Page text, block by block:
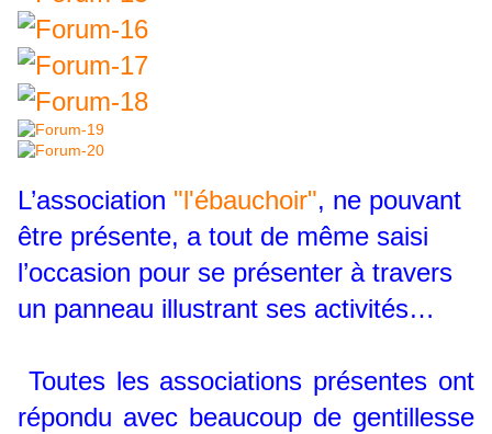
L’association "l'ébauchoir", ne pouvant
être présente, a tout de même saisi
l’occasion pour se présenter à travers
un panneau illustrant ses activités…
Toutes les associations présentes ont
répondu avec beaucoup de gentillesse